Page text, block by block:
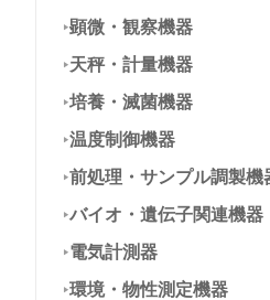
▶顕微・観察機器
▶ 天秤・計量機器
▶培養・滅菌機器
▶温度制御機器
▶前処理・サンプル調製機
▶バイオ・遺伝子関連機器
▶ 電気計測器
▶環境・物性測定機器